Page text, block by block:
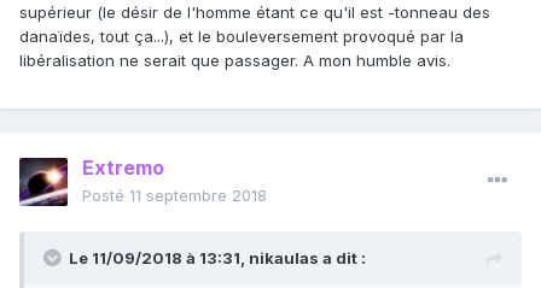
supérieur (le désir de l'homme étant ce qu'il est -tonneau des
danaïdes, tout ça...), et le bouleversement provoqué par la
libéralisation ne serait que passager. A mon humble avis.
Extremo
Posté 11 septembre 2018
Le 11/09/2018 à 13:31, nikaulas a dit :